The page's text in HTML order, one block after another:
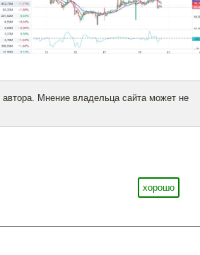
Мнение владельца сайта может не
хорошо